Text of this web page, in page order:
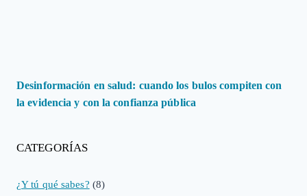
Desinformación en salud: cuando los bulos compiten con
la evidencia y con la confianza pública
CATEGORÍAS
¿Y tú qué sabes? (8)